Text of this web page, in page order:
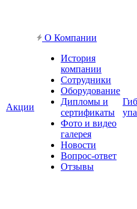
Акции
О Компании
История
компании
Сотрудники
Оборудование
Дипломы и
сертификаты
Фото и видео
галерея
Новости
Вопрос-ответ
Отзывы